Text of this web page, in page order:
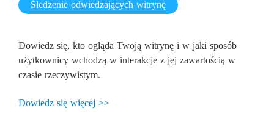
Śledzenie odwiedzających witrynę
Dowiedz się, kto ogląda Twoją witrynę i w jaki sposób
użytkownicy wchodzą w interakcje z jej zawartością w
czasie rzeczywistym.
Dowiedz się więcej >>